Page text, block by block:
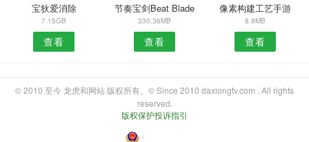
宝狄爱消除
7.15GB
查看
节奏宝剑Beat Blade
330.36MB
查看
像素构建工艺手游
8.9MB
查看
© 2010 至今 龙虎和网站 版权所有。© Since 2010 daxiongtv.com . All rights
reserved.
版权保护投诉指引
・